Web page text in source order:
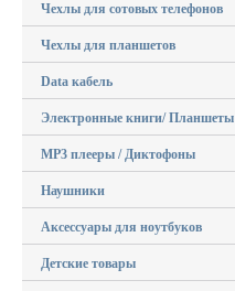
Чехлы для сотовых телефонов
Чехлы для планшетов
Data кабель
Электронные книги/ Планшеты
MP3 плееры / Диктофоны
Наушники
Аксессуары для ноутбуков
Детские товары